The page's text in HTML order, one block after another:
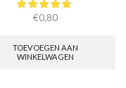
€0,80
TOEVOEGEN AAN
WINKELWAGEN